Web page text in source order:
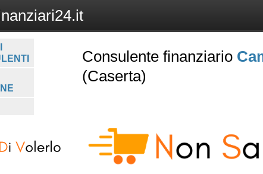
Consulente finanziario
(Caserta)